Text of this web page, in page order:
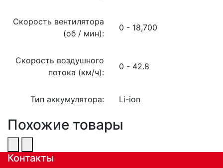
Скорость вентилятора
(об / мин):
0 - 18,700
Скорость воздушного
потока (км/ч):
0 - 42.8
Тип аккумулятора: Li-ion
Похожие товары
Контакты